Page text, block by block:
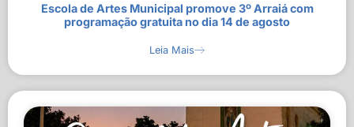
Escola de Artes Municipal promove 3º Arraiá com
programação gratuita no dia 14 de agosto
Leia Mais